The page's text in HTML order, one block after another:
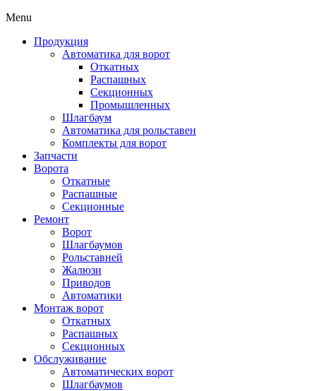
Menu
Продукция
Автоматика для ворот
Откатных
Распашных
Секционных
Промышленных
Шлагбаум
Автоматика для рольставен
Комплекты для ворот
Запчасти
Ворота
Откатные
Распашные
Секционные
Ремонт
Ворот
Шлагбаумов
Рольставней
Жалюзи
Приводов
Автоматики
Монтаж ворот
Откатных
Распашных
Секционных
Обслуживание
Автоматических ворот
Шлагбаумов